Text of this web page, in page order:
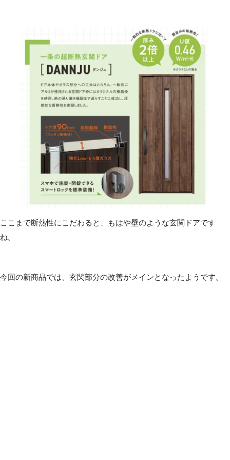
ここまで断熱性にこだわると、もはや壁のような玄関ドアです
ね。
今回の新商品では、玄関部分の改善がメインとなったようです。